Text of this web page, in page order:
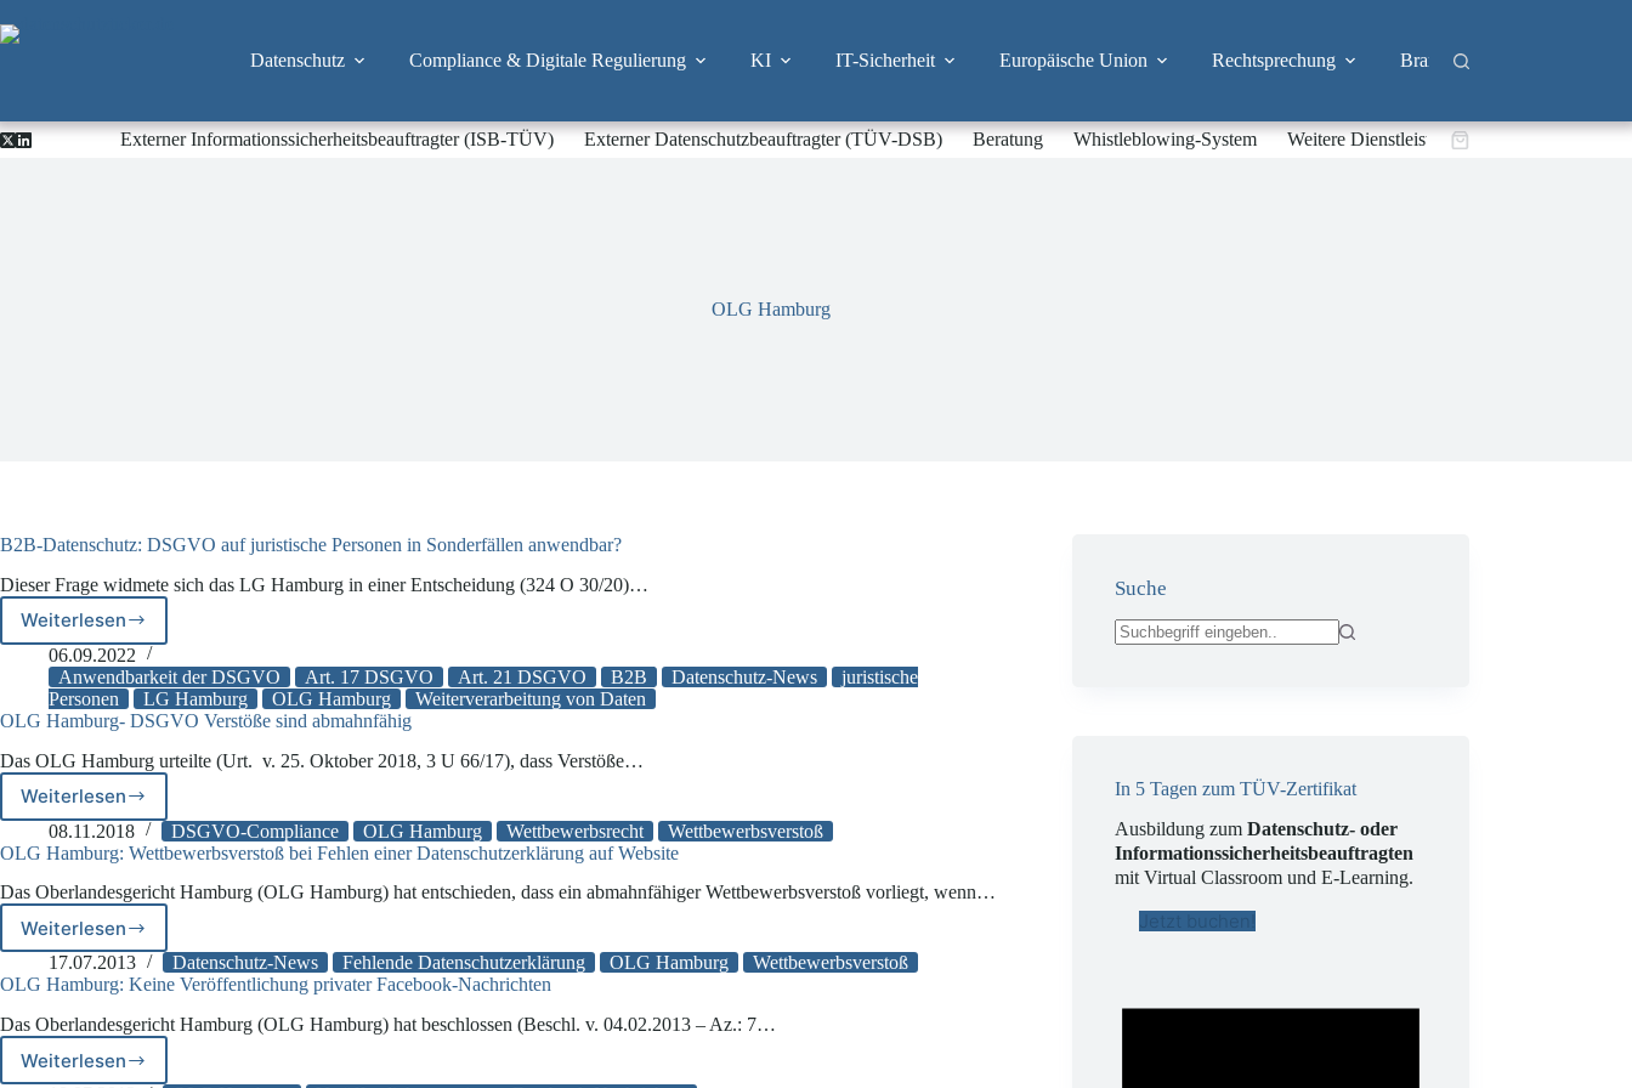
Inhalt
Datenschutz Compliance & Digitale Regulierung KI IT-Sicherheit Europäische Union Rechtsprechung Branchen
Externer Informationssicherheitsbeauftragter (ISB-TÜV) Externer Datenschutzbeauftragter (TÜV-DSB) Beratung Whistleblowing-System Weitere DienstleistungenWarenkorb
OLG Hamburg
B2B-Datenschutz: DSGVO auf juristische Personen in Sonderfällen anwendbar?
Dieser Frage widmete sich das LG Hamburg in einer Entscheidung (324 O 30/20)…
Weiterlesen
B2B-
Datenschutz:
DSGVO
auf
juristische
in
Sonderfällen
anwendbar?
06.09.2022
Anwendbarkeit der DSGVO
Art. 17 DSGVO Art. 21 DSGVO B2B Datenschutz-News
juristische
Personen
LG Hamburg OLG Hamburg
Weiterverarbeitung von Daten
OLG Hamburg- DSGVO Verstöße sind abmahnfähig
Das OLG Hamburg urteilte (Urt. v. 25. Oktober 2018, 3 U 66/17), dass Verstöße…
Weiterlesen
OLG
Hamburg-
DSGVO
sind
abmahnfähig
08.11.2018 DSGVO-Compliance OLG Hamburg Wettbewerbsrecht
Wettbewerbsverstoß
OLG Hamburg: Wettbewerbsverstoß bei Fehlen einer Datenschutzerklärung auf Website
Das Oberlandesgericht Hamburg (OLG Hamburg) hat entschieden, dass ein abmahnfähiger Wettbewerbsverstoß vorliegt, wenn…
Weiterlesen
OLG
Hamburg:
Wettbewerbsverstoß
Fehlen
einer
Datenschutzerklärung
17.07.2013 Datenschutz-News Fehlende Datenschutzerklärung OLG Hamburg
Wettbewerbsverstoß
OLG Hamburg: Keine Veröffentlichung privater Facebook-Nachrichten
Das Oberlandesgericht Hamburg (OLG Hamburg) hat beschlossen (Beschl. v. 04.02.2013 – Az.: 7…
Weiterlesen
OLG
Suche
In 5 Tagen zum TÜV-Zertifikat
Ausbildung zumDatenschutz- oder
Informationssicherheitsbeauftragten
mit Virtual Classroom und E-Learning.
Jetzt buchen!